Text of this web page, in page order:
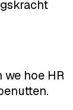
we hoe HR